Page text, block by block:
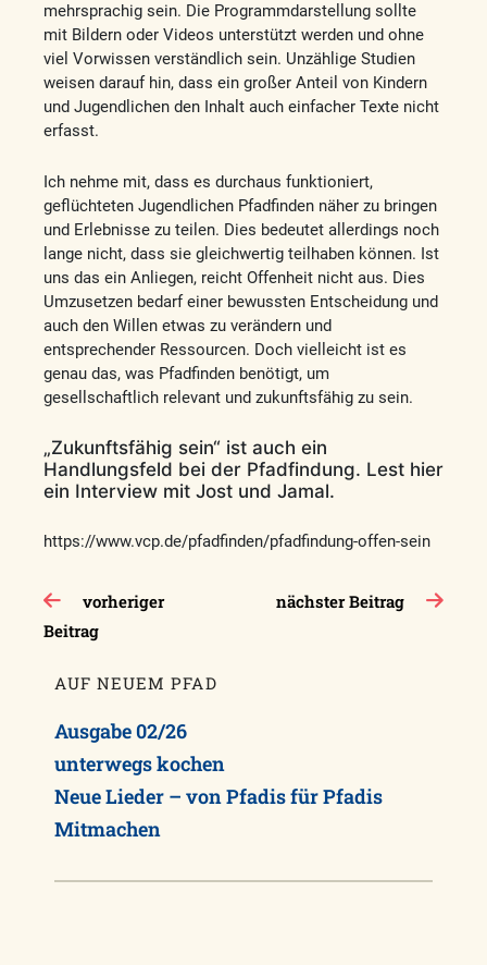
mehrsprachig sein. Die Programmdarstellung sollte
mit Bildern oder Videos unterstützt werden und ohne
viel Vorwissen verständlich sein. Unzählige Studien
weisen darauf hin, dass ein großer Anteil von Kindern
und Jugendlichen den Inhalt auch einfacher Texte nicht
erfasst.
Ich nehme mit, dass es durchaus funktioniert,
geflüchteten Jugendlichen Pfadfinden näher zu bringen
und Erlebnisse zu teilen. Dies bedeutet allerdings noch
lange nicht, dass sie gleichwertig teilhaben können. Ist
uns das ein Anliegen, reicht Offenheit nicht aus. Dies
Umzusetzen bedarf einer bewussten Entscheidung und
auch den Willen etwas zu verändern und
entsprechender Ressourcen. Doch vielleicht ist es
genau das, was Pfadfinden benötigt, um
gesellschaftlich relevant und zukunftsfähig zu sein.
„Zukunftsfähig sein“ ist auch ein
Handlungsfeld bei der Pfadfindung. Lest hier
ein Interview mit Jost und Jamal.
https://www.vcp.de/pfadfinden/pfadfindung-offen-sein
Beitragsnavigation
vorheriger
Beitrag
nächster Beitrag
AUF NEUEM PFAD
Ausgabe 02/26
unterwegs kochen
Neue Lieder – von Pfadis für Pfadis
Mitmachen